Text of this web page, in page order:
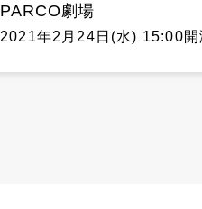
PARCO劇場
2021年2月24日(水) 15:00開